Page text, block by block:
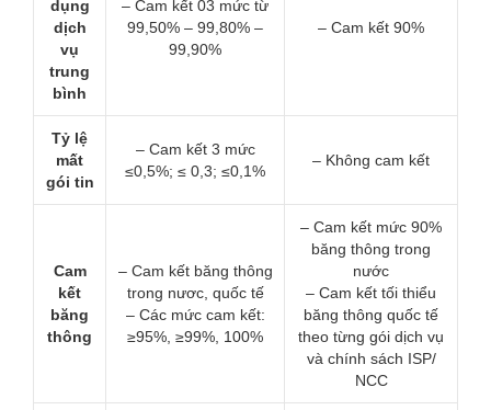
dụng
dịch
vụ
trung
bình
– Cam kết 03 mức từ
99,50% – 99,80% –
99,90%
– Cam kết 90%
Tỷ lệ
mất
gói tin
– Cam kết 3 mức
≤0,5%; ≤ 0,3; ≤0,1%
– Không cam kết
Cam
kết
băng
thông
– Cam kết băng thông
trong nươc, quốc tế
– Các mức cam kết:
≥95%, ≥99%, 100%
– Cam kết mức 90%
băng thông trong
nước
– Cam kết tối thiểu
băng thông quốc tế
theo từng gói dịch vụ
và chính sách ISP/
NCC